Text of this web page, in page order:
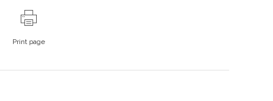
Print page